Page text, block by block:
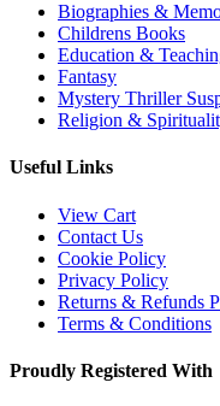
Biographies &
Childrens Books
Education &
Fantasy
Mystery Thriller
Religion &
Useful Links
View Cart
Contact Us
Cookie Policy
Privacy Policy
Returns & Refunds
Terms & Conditions
Proudly Registered With